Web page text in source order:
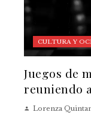
CULTURA Y
Juegos de
reuniendo
Lorenza